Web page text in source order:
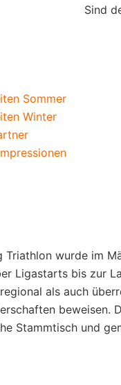
Sind
Sommer
Winter
Triathlon wurde im
Ligastarts bis zur
als auch
beweisen.
Stammtisch und